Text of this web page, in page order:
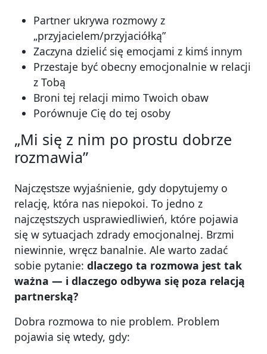
Partner ukrywa rozmowy z
„przyjacielem/przyjaciółką”
Zaczyna dzielić się emocjami z kimś innym
Przestaje być obecny emocjonalnie w relacji
z Tobą
Broni tej relacji mimo Twoich obaw
Porównuje Cię do tej osoby
„Mi się z nim po prostu dobrze
rozmawia”
Najczęstsze wyjaśnienie, gdy dopytujemy o
relację, która nas niepokoi. To jedno z
najczęstszych usprawiedliwień, które pojawia
się w sytuacjach zdrady emocjonalnej. Brzmi
niewinnie, wręcz banalnie. Ale warto zadać
sobie pytanie: dlaczego ta rozmowa jest tak
ważna — i dlaczego odbywa się poza relacją
partnerską?
Dobra rozmowa to nie problem. Problem
pojawia się wtedy, gdy: